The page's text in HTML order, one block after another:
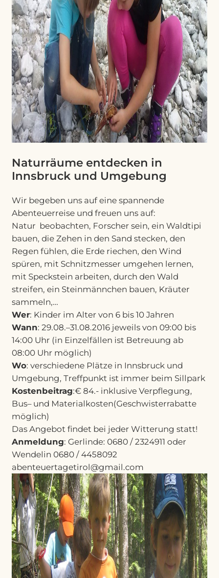
Naturräume entdecken in
Innsbruck und Umgebung
Wir begeben uns auf eine spannende
Abenteuerreise und freuen uns auf:
Natur beobachten, Forscher sein, ein Waldtipi
bauen, die Zehen in den Sand stecken, den
Regen fühlen, die Erde riechen, den Wind
spüren, mit Schnitzmesser umgehen lernen,
mit Speckstein arbeiten, durch den Wald
streifen, ein Steinmännchen bauen, Kräuter
sammeln,…
Wer: Kinder im Alter von 6 bis 10 Jahren
Wann: 29.08.–31.08.2016 jeweils von 09:00 bis
14:00 Uhr (in Einzelfällen ist Betreuung ab
08:00 Uhr möglich)
Wo: verschiedene Plätze in Innsbruck und
Umgebung, Treffpunkt ist immer beim Sillpark
Kostenbeitrag:€ 84.- inklusive Verpflegung,
Bus– und Materialkosten(Geschwisterrabatte
möglich)
Das Angebot findet bei jeder Witterung statt!
Anmeldung: Gerlinde: 0680 / 2324911 oder
Wendelin 0680 / 4458092
abenteuertagetirol@gmail.com